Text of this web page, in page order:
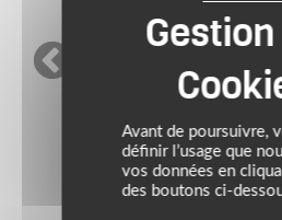
Baskets JUPITER
TEX®
Avant de poursuivre,
définir l’usage que
vos données en
des boutons ci-